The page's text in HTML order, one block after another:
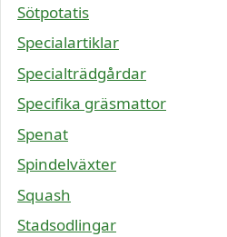
Sötpotatis
Specialartiklar
Specialträdgårdar
Specifika gräsmattor
Spenat
Spindelväxter
Squash
Stadsodlingar